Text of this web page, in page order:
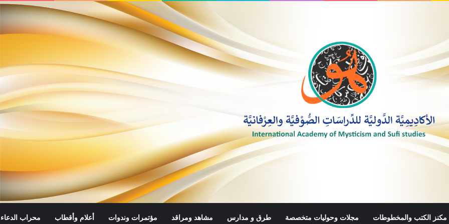
مكنز الكتب والمخطوطات مجلات وحوليات متخصصة طرق و مدارس مشاهد ومراقد مؤتمرات وندوات أعلام وأقطاب محراب الدعاء